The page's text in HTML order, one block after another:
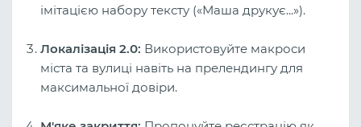
імітацією набору тексту («Маша друкує...»).
Локалізація 2.0: Використовуйте макроси
міста та вулиці навіть на прелендингу для
максимальної довіри.